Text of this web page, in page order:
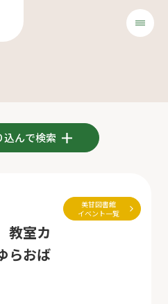
込んで検索
教室カ
らおば
美甘図書館
イベント一覧